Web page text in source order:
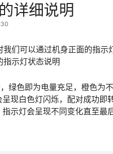
详细说明
我们可以通过机身正面的指
指示灯状态说明
绿色即为电量充足，橙色为
现白色灯闪烁，配对成功即
示灯会呈现不同变化直至最